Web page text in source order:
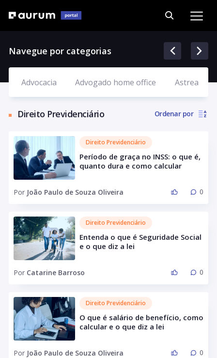
Navegue por categorias
Advocacia Advogado home office Astrea
Direito Previdenciário Ordenar por
Direito Previdenciário
Período de graça no INSS: o que é,
quanto dura e como calcular
Por João Paulo de Souza Oliveira 0
Direito Previdenciário
Entenda o que é Seguridade Social
e o que diz a lei
Por Catarine Barroso 0
Direito Previdenciário
O que é salário de benefício, como
calcular e o que diz a lei
Por João Paulo de Souza Oliveira 0